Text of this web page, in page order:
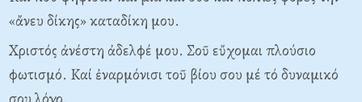
«ἄνευ δίκης» καταδίκη μου.
Xριστός ἀνέστη ἀδελφέ μου. Σοῦ εὔχομαι πλούσιο
φωτισμό. Kαί ἐναρμόνισι τοῦ βίου σου μέ τό δυναμικό